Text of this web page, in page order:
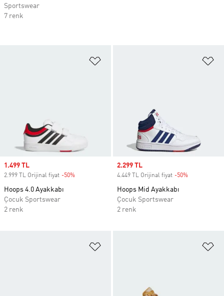
Sale price
1.499 TL
2.999 TL Orijinal fiyat -50%
Hoops 4.0 Ayakkabı
Çocuk Sportswear
2 renk
Sale price
2.299 TL
4.449 TL Orijinal fiyat -50%
Hoops Mid Ayakkabı
Çocuk Sportswear
2 renk
Sportswear
7 renk